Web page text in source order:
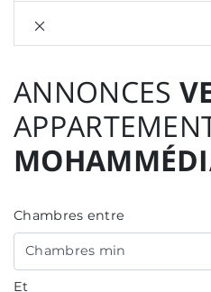
ANNONCES
Chambres entre
Chambres min
Et